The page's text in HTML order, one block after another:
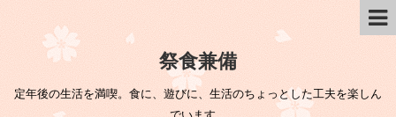
祭食兼備
定年後の生活を満喫。食に、遊びに、生活のちょっとした工夫を楽しん